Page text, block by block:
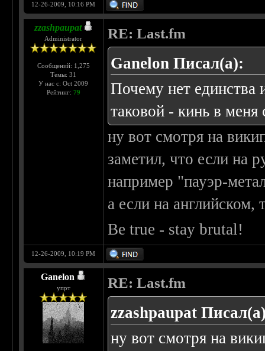
12-26-2009, 10:16 PM
zzashpaupat
Administrator
Сообщений: 1,275
Темы: 31
У нас с: Oct 2009
Рейтинг: 79
RE: Last.fm
Ganelon Писал(а):
Почему нет единства
таковой - кинь в меня
ну вот смотря на
заметил, что если на
например "пауэр-
а если на
Be true - stay brutal!
12-26-2009, 10:19 PM
Ganelon
упрт RE: Last.fm
zzashpaupat
ну вот смотря на